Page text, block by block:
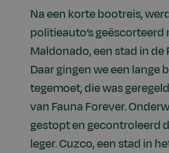
Na een korte bootreis,
politieauto’s geëscorteerd
Maldonado, een stad in
Daar gingen we een lange
tegemoet, die was
van Fauna Forever.
gestopt en gecontroleerd
leger. Cuzco, een stad in